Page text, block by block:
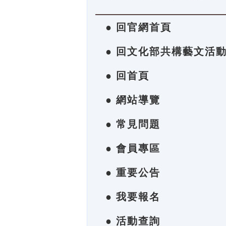
● 回官網首頁
● 回文化部共構藝文活
● 回首頁
● 網站導覽
● 常見問題
● 會員專區
● 重要公告
● 我要報名
● 活動查詢